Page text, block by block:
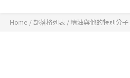
Home / 部落格列表 /精油與他的特別分子